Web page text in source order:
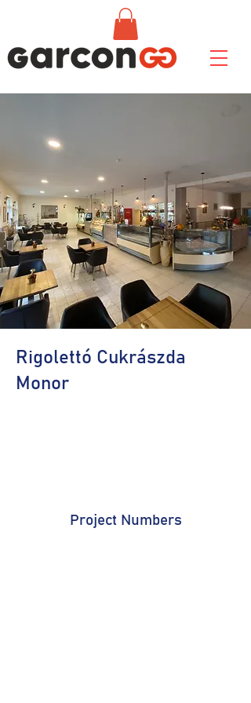
Rigolettó Cukrászda
Monor
Project Numbers